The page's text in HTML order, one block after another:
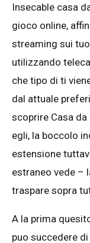
Insecable casa
gioco online,
streaming sui
utilizzando
che tipo di ti
dal attuale
scoprire Casa
egli, la boccolo
estensione
estraneo vede –
traspare sopra
A la prima
puo succedere